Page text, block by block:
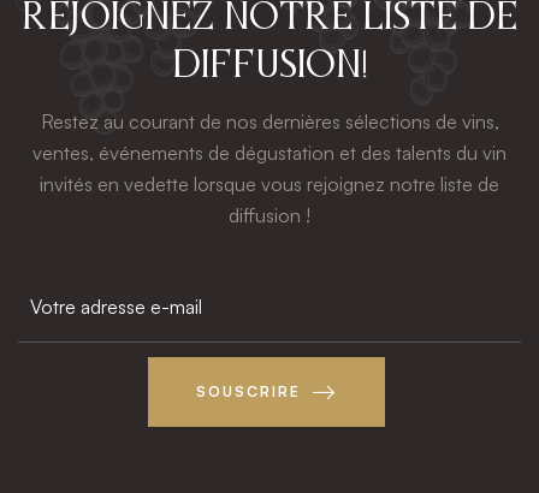
Rejoignez notre liste de
diffusion!
Restez au courant de nos dernières sélections de vins,
ventes, événements de dégustation et des talents du vin
invités en vedette lorsque vous rejoignez notre liste de
diffusion !
SOUSCRIRE